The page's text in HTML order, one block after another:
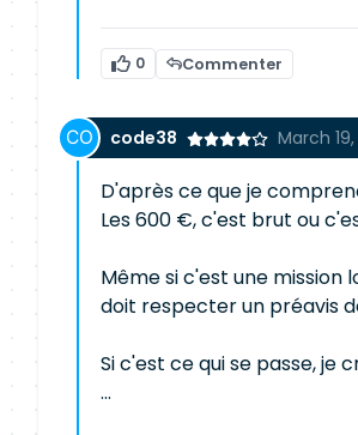
0 Commenter
code38 March 19,
D'après ce que je
Les 600 €, c'est brut ou
Même si c'est une mission
doit respecter un préavis
Si c'est ce qui se passe, je
...